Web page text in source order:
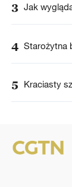
3 Jak
4 Starożytna
5 Kraciasty